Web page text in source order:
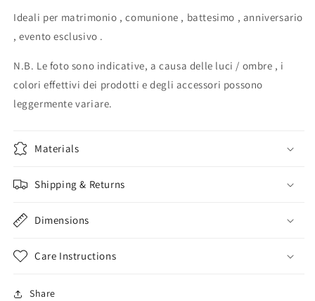
rettangolare
oro
argento
Battesimo
Matrimonio
Nozze
rettangolare
oro
argento
Battesimo
Ideali per matrimonio , comunione , battesimo , anniversario
, evento esclusivo .
N.B. Le foto sono indicative, a causa delle luci / ombre , i
colori effettivi dei prodotti e degli accessori possono
leggermente variare.
Materials
Shipping & Returns
Dimensions
Care Instructions
Share